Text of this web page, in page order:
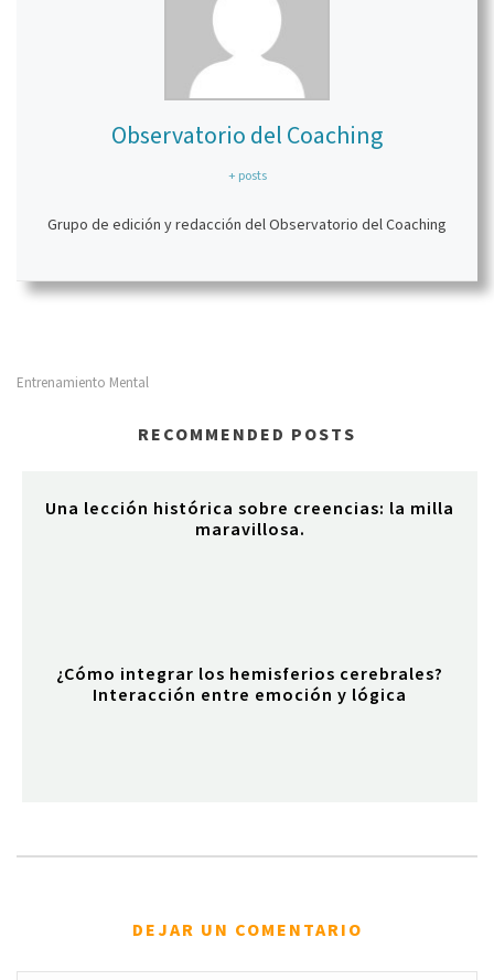
Observatorio del Coaching
+ posts
Grupo de edición y redacción del Observatorio del Coaching
Entrenamiento Mental
RECOMMENDED POSTS
Una lección histórica sobre creencias: la milla
maravillosa.
¿Cómo integrar los hemisferios cerebrales?
Interacción entre emoción y lógica
DEJAR UN COMENTARIO